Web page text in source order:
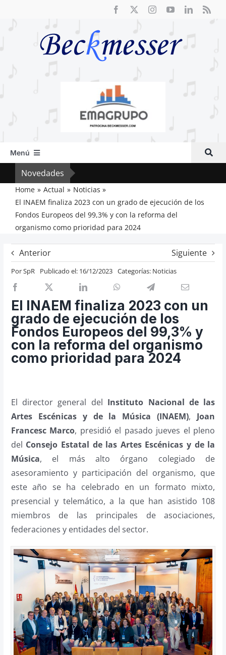
Menú
Inicio
Actual
Artículos
Entrevistas
Recomendación
Cosas de Beckmesser
Nosotros y privacidad
Buscar:
Novedades
Home Actual
Noticias
El INAEM finaliza 2023 con un grado de ejecución de los
Fondos Europeos del 99,3% y con la reforma del
organismo como prioridad para 2024
Anterior Siguiente
PorSpR Publicado el: 16/12/2023 Categorías: Noticias
El INAEM finaliza 2023 con un
grado de ejecución de los
Fondos Europeos del 99,3% y
con la reforma del organismo
como prioridad para 2024
El director general del Instituto Nacional de las
Artes Escénicas y de la Música (INAEM), Joan
Francesc Marco, presidió el pasado jueves el pleno
del Consejo Estatal de las Artes Escénicas y de la
Música, el más alto órgano colegiado de
asesoramiento y participación del organismo, que
este año se ha celebrado en un formato mixto,
presencial y telemático, a la que han asistido 108
miembros de las principales de asociaciones,
federaciones y entidades del sector.